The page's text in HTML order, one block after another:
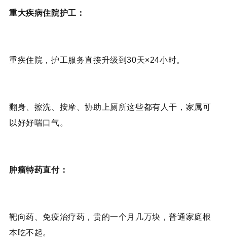
重大疾病住院护工：
重疾住院，护工服务直接升级到30天×24小时。
翻身、擦洗、按摩、协助上厕所这些都有人干，家属可
以好好喘口气。
肿瘤特药直付：
靶向药、免疫治疗药，贵的一个月几万块，普通家庭根
本吃不起。